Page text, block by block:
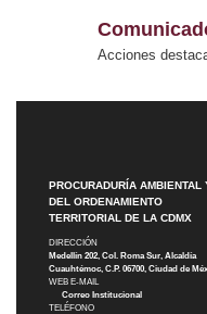
Acciones
PROCURADURÍA AMBIENTAL
DEL ORDENAMIENTO
TERRITORIAL DE LA CDMX
DIRECCIÓN
Medellín 202, Col. Roma Sur, Alcaldía
Cuauhtémoc, C.P. 06700, Ciudad de
WEB E-MAIL
Correo Institucional
TELÉFONO